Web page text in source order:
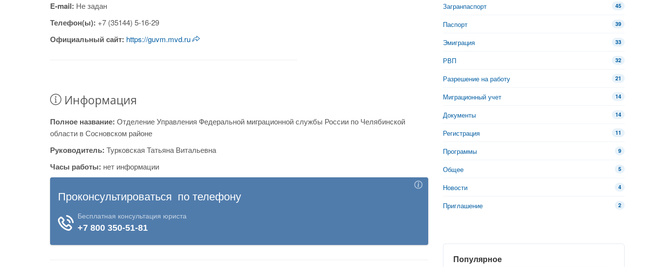
E-mail: Не задан
Телефон(ы): +7 (35144) 5-16-29
Официальный сайт: https://guvm.mvd.ru
Информация
Полное название: Отделение Управления Федеральной миграционной службы России по Челябинской
области в Сосновском районе
Руководитель: Турковская Татьяна Витальевна
Часы работы: нет информации
Загранпаспорт 45
Паспорт 39
Эмиграция 33
РВП 32
Разрешение на работу 21
Миграционный учет 14
Документы 14
Регистрация 11
Программы 9
Общее 5
Новости 4
Приглашение 2
Популярное